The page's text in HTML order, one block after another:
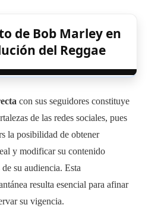
de Bob Marley en
del Reggae
con sus seguidores constituye
de las redes sociales, pues
la posibilidad de obtener
y modificar su contenido
su audiencia. Esta
resulta esencial para afinar
su vigencia.